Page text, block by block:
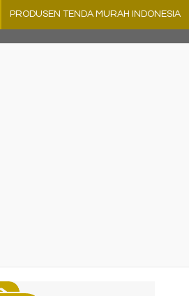
PRODUSEN TENDA MURAH INDONESIA